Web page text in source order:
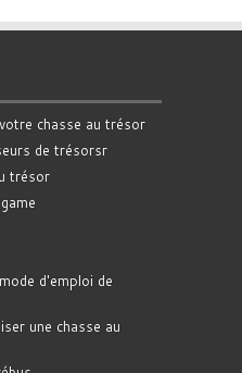
chasse au trésor
de trésorsr
trésor
d'emploi de
une chasse au